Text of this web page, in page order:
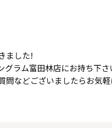
ました!
グラム富田林店にお持ち下
問などございましたらお